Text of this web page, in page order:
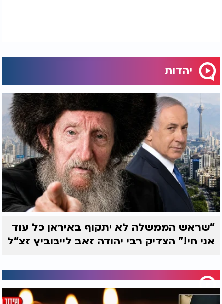
יהדות
"שראש הממשלה לא יתקוף באיראן כל עוד
אני חי!" הצדיק רבי יהודה זאב לייבוביץ זצ"ל